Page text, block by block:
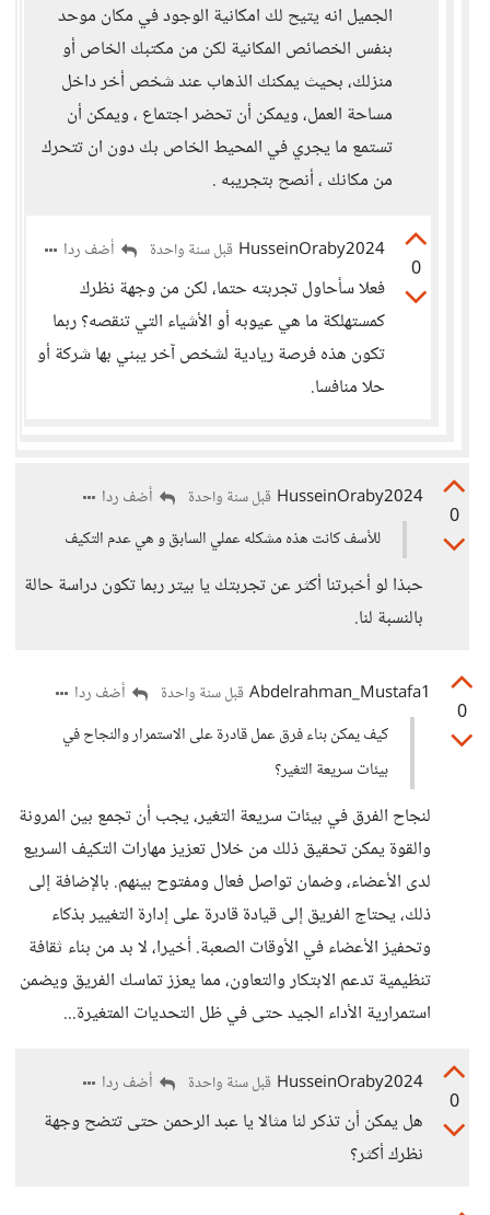
الجميل انه يتيح لك امكانية الوجود في مكان موحد
بنفس الخصائص المكانية لكن من مكتبك الخاص أو
منزلك، بحيث يمكنك الذهاب عند شخص أخر داخل
مساحة العمل، ويمكن أن تحضر اجتماع ، ويمكن أن
تستمع ما يجري في المحيط الخاص بك دون ان تتحرك
من مكانك ، أنصح بتجريبه .
0
HusseinOraby2024 قبل سنة واحدة أضف ردا
فعلا سأحاول تجربته حتما، لكن من وجهة نظرك
كمستهلكة ما هي عيوبه أو الأشياء التي تنقصه؟ ربما
تكون هذه فرصة ريادية لشخص آخر يبني بها شركة أو
حلا منافسا.
0
HusseinOraby2024 قبل سنة واحدة
أضف ردا
للأسف كانت هذه مشكله عملي السابق و هي عدم التكيف
حبذا لو أخبرتنا أكثر عن تجربتك يا بيتر ربما تكون دراسة حالة
بالنسبة لنا.
0
Abdelrahman_Mustafa1 قبل سنة واحدة
أضف ردا
كيف يمكن بناء فرق عمل قادرة على الاستمرار والنجاح في
بيئات سريعة التغير؟
لنجاح الفرق في بيئات سريعة التغير، يجب أن تجمع بين المرونة
والقوة يمكن تحقيق ذلك من خلال تعزيز مهارات التكيف السريع
لدى الأعضاء، وضمان تواصل فعال ومفتوح بينهم. بالإضافة إلى
ذلك، يحتاج الفريق إلى قيادة قادرة على إدارة التغيير بذكاء
وتحفيز الأعضاء في الأوقات الصعبة. أخيرا، لا بد من بناء ثقافة
تنظيمية تدعم الابتكار والتعاون، مما يعزز تماسك الفريق ويضمن
استمرارية الأداء الجيد حتى في ظل التحديات المتغيرة...
0
HusseinOraby2024 قبل سنة واحدة أضف ردا
هل يمكن أن تذكر لنا مثالا يا عبد الرحمن حتى تتضح وجهة
نظرك أكثر؟